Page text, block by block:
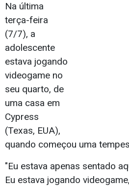
Na última
terça-feira
(7/7), a
adolescente
estava jogando
videogame no
seu quarto, de
uma casa em
Cypress
(Texas, EUA),
quando começou uma
"Eu estava apenas sentado
Eu estava jogando